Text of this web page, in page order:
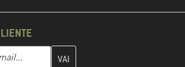
e-mail e crea il tuo account cliente